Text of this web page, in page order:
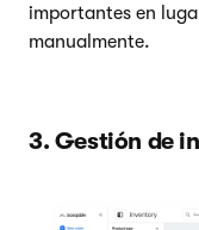
importantes en
manualmente.
3. Gestión de